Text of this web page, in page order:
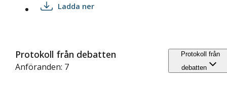
Ladda ner
Protokoll från debatten
Anföranden: 7
Protokoll från
debatten